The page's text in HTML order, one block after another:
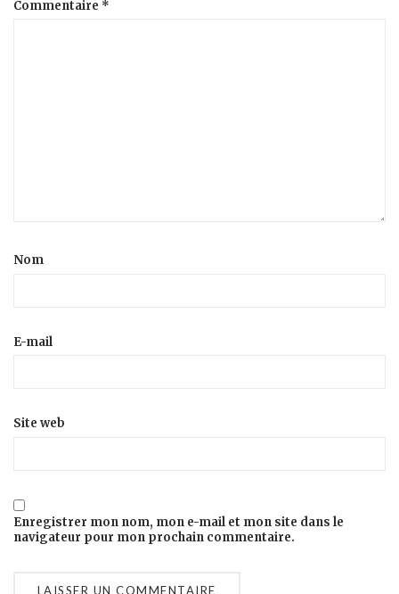
Commentaire *
Nom
E-mail
Site web
Enregistrer mon nom, mon e-mail et mon site dans le
navigateur pour mon prochain commentaire.